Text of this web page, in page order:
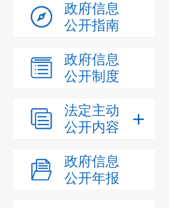
政府信息
公开指南
政府信息
公开制度
法定主动
公开内容
政府信息
公开年报